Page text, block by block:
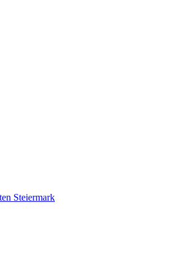
Steiermark